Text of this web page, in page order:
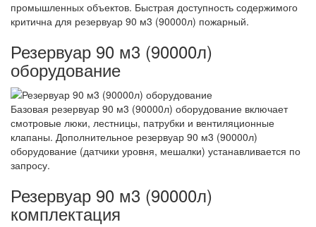
промышленных объектов. Быстрая доступность содержимого
критична для резервуар 90 м3 (90000л) пожарный.
Резервуар 90 м3 (90000л)
оборудование
Базовая резервуар 90 м3 (90000л) оборудование включает
смотровые люки, лестницы, патрубки и вентиляционные
клапаны. Дополнительное резервуар 90 м3 (90000л)
оборудование (датчики уровня, мешалки) устанавливается по
запросу.
Резервуар 90 м3 (90000л)
комплектация